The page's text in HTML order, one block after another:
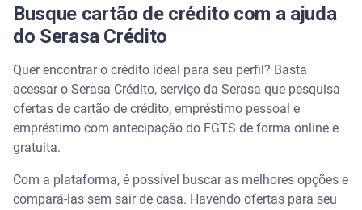
Busque cartão de crédito com a ajuda
do Serasa Crédito
Quer encontrar o crédito ideal para seu perfil? Basta
acessar o Serasa Crédito, serviço da Serasa que pesquisa
ofertas de cartão de crédito, empréstimo pessoal e
empréstimo com antecipação do FGTS de forma online e
gratuita.
Com a plataforma, é possível buscar as melhores opções e
compará-las sem sair de casa. Havendo ofertas para seu